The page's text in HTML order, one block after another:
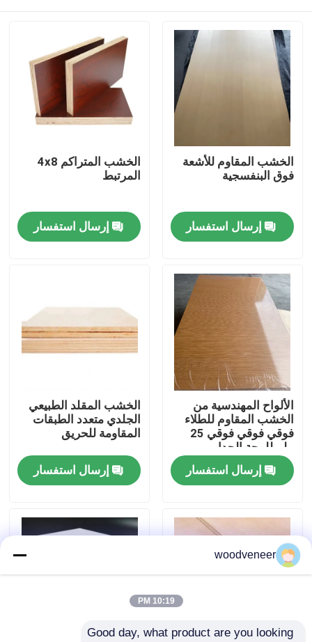
بيت
منتجات
معلومات عنا
جولة في المعمل
رقابة جودة
اتصل بنا
قشرة الخشب الطبيعي
قشرة الأرضيات الخشبية
الخشب المقاوم للأشعة
فوق البنفسجية
إرسال استفسار
الخشب المتراكم 4x8
المرتبط
إرسال استفسار
الألواح المهندسية من
الخشب المقاوم للطلاء
فوقي فوقي فوقي 25
ملم للوحة الجدار
إرسال استفسار
الخشب المقلد الطبيعي
الجلدي متعدد الطبقات
المقاومة للحريق
إرسال استفسار
woodveneer
10:19 PM
Good day, what product are you looking